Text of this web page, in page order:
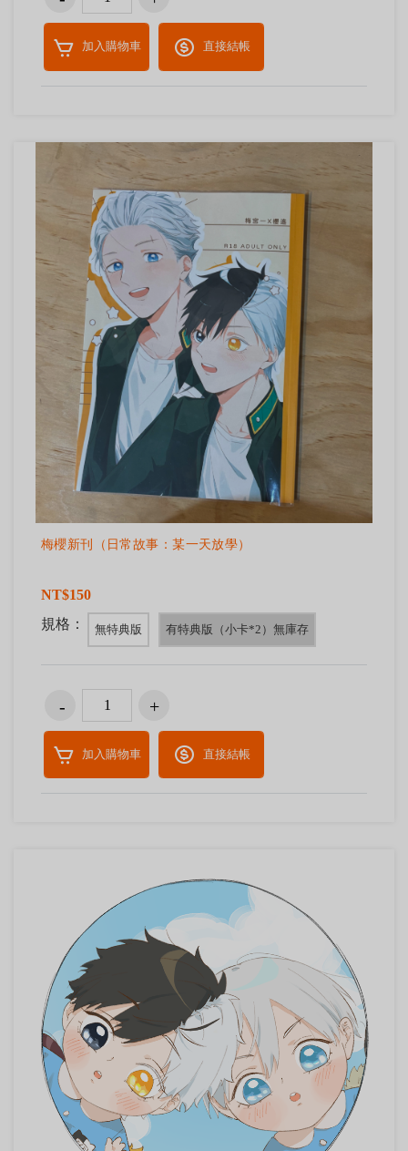
加入購物車 直接結帳
梅櫻新刊（日常故事：某一天放學）
NT$150
規格：
無特典版 有特典版（小卡*2）無庫存
加入購物車 直接結帳